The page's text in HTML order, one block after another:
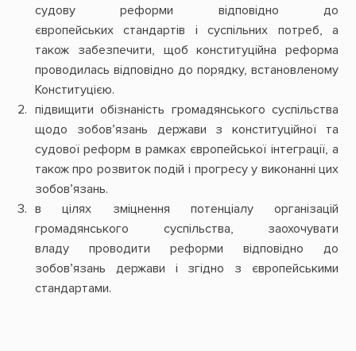
судову реформи відповідно до
європейських стандартів і суспільних потреб, а
також забезпечити, щоб конституційна реформа
проводилась відповідно до порядку, встановленому
Конституцією.
підвищити обізнаність громадянського суспільства
щодо зобов’язань держави з конституційної та
судової реформ в рамках європейської інтеграції, а
також про розвиток подій і прогресу у виконанні цих
зобов’язань.
в цілях зміцнення потенціалу організацій
громадянського суспільства, заохочувати
владу проводити реформи відповідно до
зобов’язань держави і згідно з європейськими
стандартами.